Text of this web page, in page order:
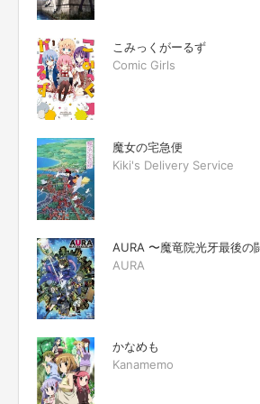
こみっくがーるず
Comic Girls
魔女の宅急便
Kiki's Delivery Service
AURA 〜魔竜院光牙最後の
AURA
かなめも
Kanamemo